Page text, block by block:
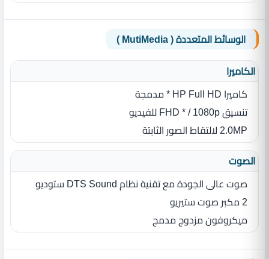
الوسائط المتعددة ( MutiMedia )
الكاميرا
كاميرا HP Full HD * مدمجة
تنسيق FHD * / 1080p للفيديو
2.0MP لالتقاط الصور الثابتة
الصوت
صوت عالى الجودة مع تقنية نظام DTS Sound ستوديو
2 مكبر صوت ستيريو
ميكروفون مزدوج مدمج